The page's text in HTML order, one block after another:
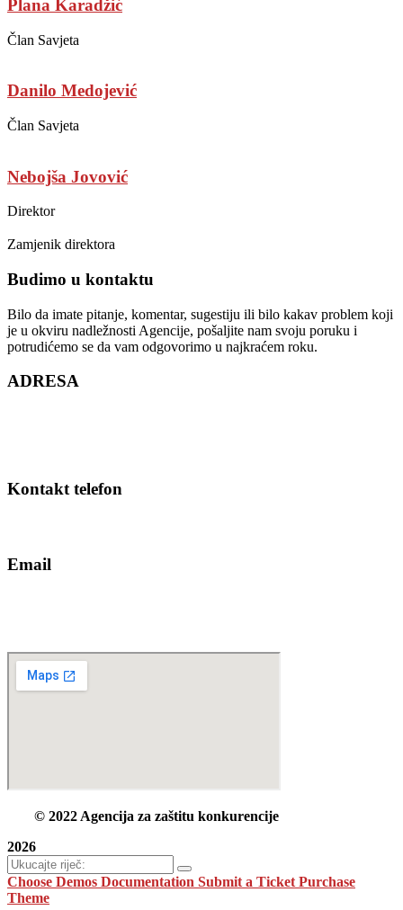
Plana Karadžić
Član Savjeta
Danilo Medojević
Član Savjeta
Nebojša Jovović
Direktor
Zamjenik direktora
Budimo u kontaktu
Bilo da imate pitanje, komentar, sugestiju ili bilo kakav problem koji
je u okviru nadležnosti Agencije, pošaljite nam svoju poruku i
potrudićemo se da vam odgovorimo u najkraćem roku.
ADRESA
Kontakt telefon
Email
© 2022 Agencija za zaštitu konkurencije
2026
Choose Demos Documentation Submit a Ticket Purchase
Theme